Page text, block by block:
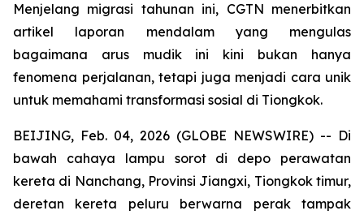
Menjelang migrasi tahunan ini, CGTN menerbitkan
artikel laporan mendalam yang mengulas
bagaimana arus mudik ini kini bukan hanya
fenomena perjalanan, tetapi juga menjadi cara unik
untuk memahami transformasi sosial di Tiongkok.
BEIJING, Feb. 04, 2026 (GLOBE NEWSWIRE) -- Di
bawah cahaya lampu sorot di depo perawatan
kereta di Nanchang, Provinsi Jiangxi, Tiongkok timur,
deretan kereta peluru berwarna perak tampak